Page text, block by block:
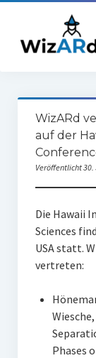
Home
WizARd
Partner
Newsarchiv
WizARd
auf der
Veröffentlicht
Die Hawaii
Sciences
USA statt.
vertreten:
Phases